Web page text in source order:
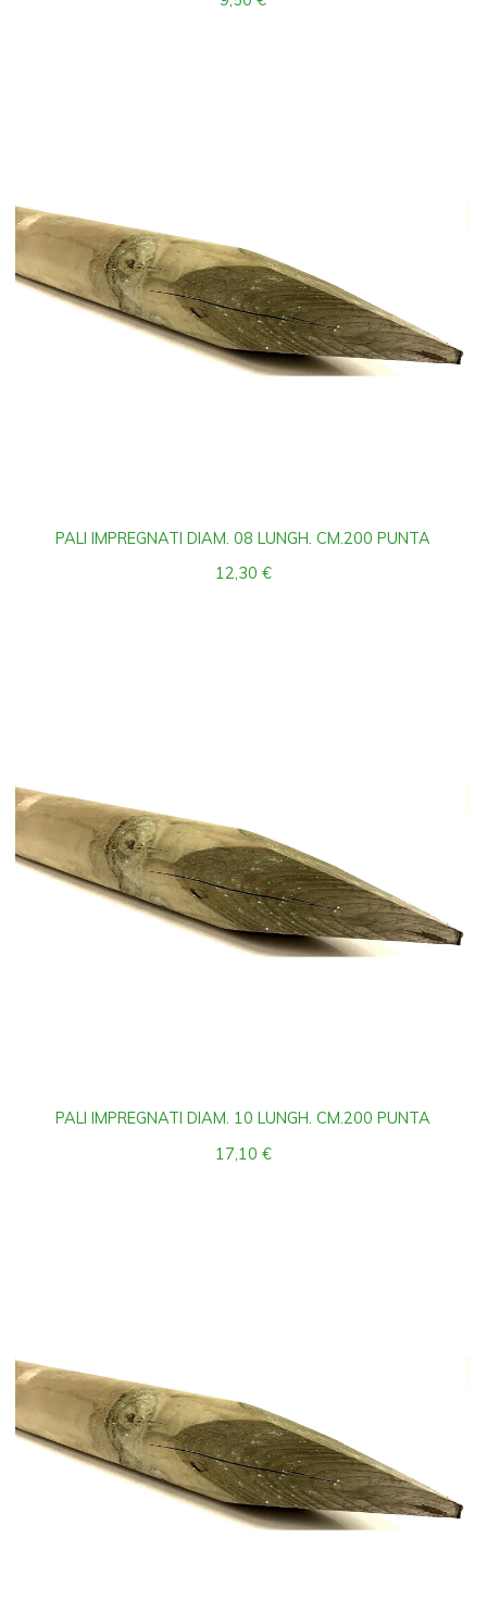
PALI IMPREGNATI DIAM. 08 LUNGH. CM.200 PUNTA
12,30 €
PALI IMPREGNATI DIAM. 10 LUNGH. CM.200 PUNTA
17,10 €